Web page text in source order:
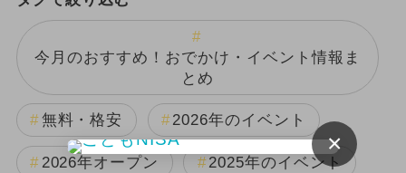
今月のおすすめ！おでかけ・イベント情報ま
とめ
無料・格安 2026年のイベント
2026年オープン 2025年のイベント
×